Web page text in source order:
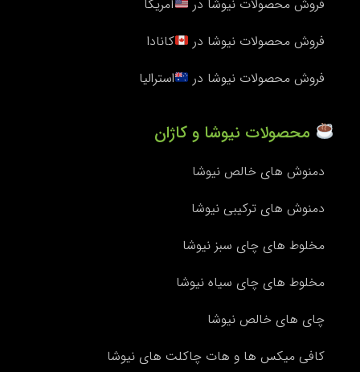
فروش محصولات نیوشا در
آمریکا
فروش محصولات نیوشا در
کانادا
فروش محصولات نیوشا در
استرالیا
محصولات نیوشا و کاژان
دمنوش های خالص نیوشا
دمنوش های ترکیبی نیوشا
مخلوط های چای سبز نیوشا
مخلوط های چای سیاه نیوشا
چای های خالص نیوشا
کافی میکس ها و هات چاکلت های نیوشا